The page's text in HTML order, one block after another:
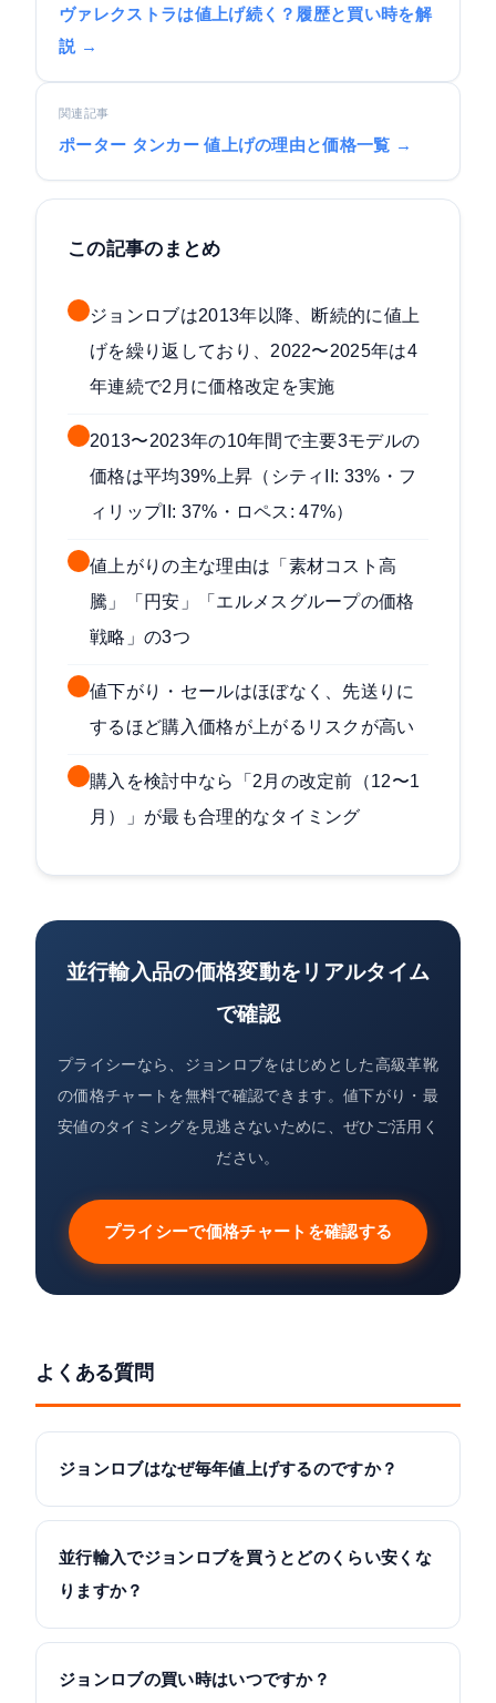
ヴァレクストラは値上げ続く？履歴と買い時を解
説 →
関連記事
ポーター タンカー 値上げの理由と価格一覧 →
この記事のまとめ
ジョンロブは2013年以降、断続的に値上
げを繰り返しており、2022〜2025年は4
年連続で2月に価格改定を実施
2013〜2023年の10年間で主要3モデルの
価格は平均39%上昇（シティII: 33%・フ
ィリップII: 37%・ロペス: 47%）
値上がりの主な理由は「素材コスト高
騰」「円安」「エルメスグループの価格
戦略」の3つ
値下がり・セールはほぼなく、先送りに
するほど購入価格が上がるリスクが高い
購入を検討中なら「2月の改定前（12〜1
月）」が最も合理的なタイミング
並行輸入品の価格変動をリアルタイム
で確認
プライシーなら、ジョンロブをはじめとした高級革靴
の価格チャートを無料で確認できます。値下がり・最
安値のタイミングを見逃さないために、ぜひご活用く
ださい。
プライシーで価格チャートを確認する
よくある質問
ジョンロブはなぜ毎年値上げするのですか？
並行輸入でジョンロブを買うとどのくらい安くな
りますか？
ジョンロブの買い時はいつですか？